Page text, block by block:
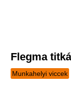
Flegma
Munkahelyi viccek